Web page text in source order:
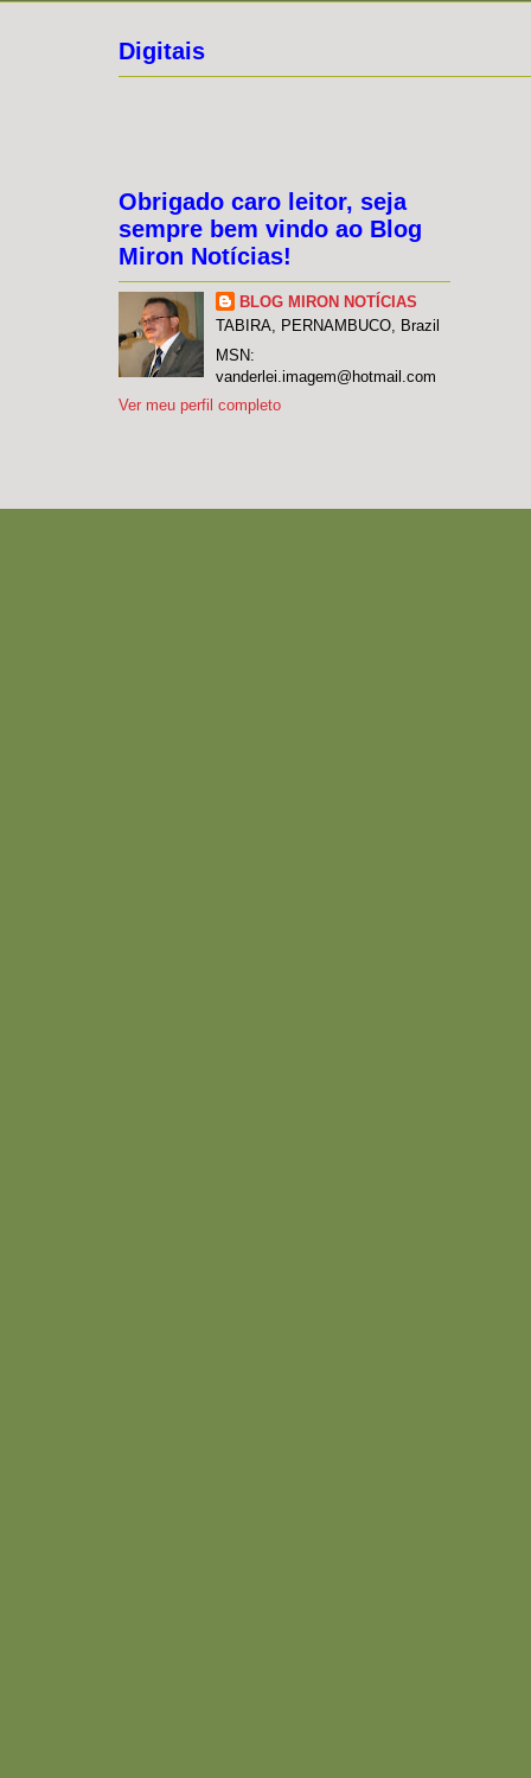
Digitais
Obrigado caro leitor, seja
sempre bem vindo ao Blog
Miron Notícias!
BLOG MIRON NOTÍCIAS
TABIRA, PERNAMBUCO, Brazil
MSN:
vanderlei.imagem@hotmail.com
Ver meu perfil completo